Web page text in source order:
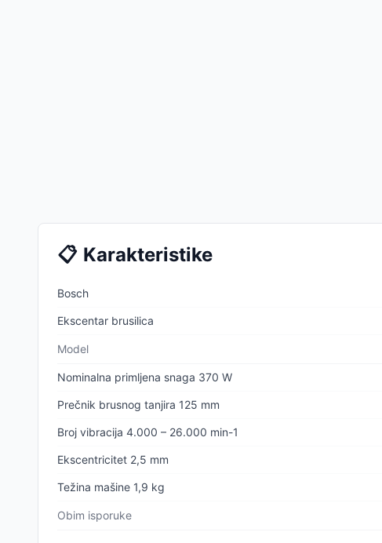
📋 Karakteristike
Bosch
Ekscentar brusilica
Model
Nominalna primljena snaga 370 W
Prečnik brusnog tanjira 125 mm
Broj vibracija 4.000 – 26.000 min-1
Ekscentricitet 2,5 mm
Težina mašine 1,9 kg
Obim isporuke